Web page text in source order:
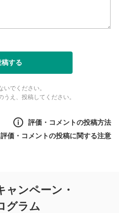
稿する
いでください。
うえ、投稿してください。
評価・コメントの投稿方法
評価・コメントの投稿に関する注意
する注意
ャンペーン・
グラム